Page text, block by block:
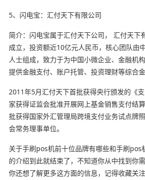
5、闪电宝：汇付天下有限公司
简介：闪电宝属于汇付天下公司， 汇付天下
成立，投资额近10亿元人民币，核心团队由
人士组成，致力于为中国小微企业、金融机
提供金融支付、账户托管、投资理财等综合金
2011年5月汇付天下首批获得央行颁发的《
家获得证监会批准开展网上基金销售支付结
批获得国家外汇管理局跨境支付业务试点牌
会常务理事单位。
关于手刷pos机前十位品牌有哪些和手刷pos
的介绍到此就结束了，不知道你从中找到你
你还想了解更多这方面的信息，记得收藏关注